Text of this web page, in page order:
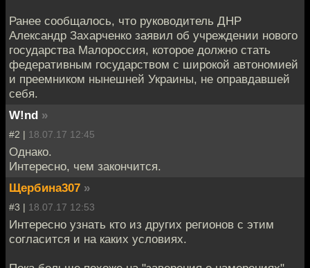
Ранее сообщалось, что руководитель ДНР
Александр Захарченко заявил об учреждении нового
государства Малороссия, которое должно стать
федеративным государством с широкой автономией
и преемником нынешней Украины, не оправдавшей
себя.
W!nd »
#2 | 18.07.17 12:45
Однако.
Интересно, чем закончится.
Щербина307 »
#3 | 18.07.17 12:53
Интересно узнать кто из других регионов с этим
согласится и на каких условиях.